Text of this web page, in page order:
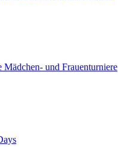
Mädchen- und Frauenturniere